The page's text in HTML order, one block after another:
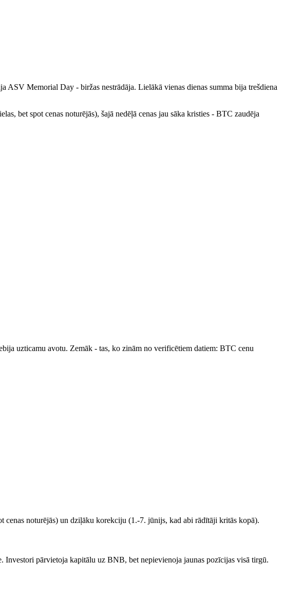
Memorial Day - biržas nestrādāja. Lielākā vienas dienas summa bija trešdiena
bet spot cenas noturējās), šajā nedēļā cenas jau sāka kristies - BTC zaudēja
uzticamu avotu. Zemāk - tas, ko zinām no verificētiem datiem: BTC cenu
noturējās) un dziļāku korekciju (1.-7. jūnijs, kad abi rādītāji kritās kopā).
pārvietoja kapitālu uz BNB, bet nepievienoja jaunas pozīcijas visā tirgū.